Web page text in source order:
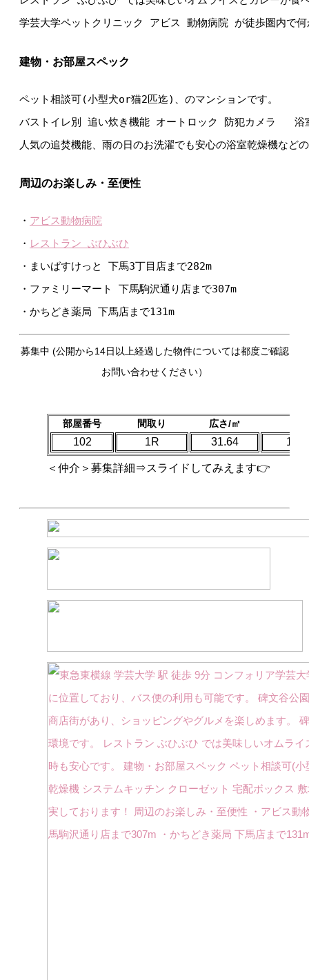
学芸大学ペットクリニック アビス 動物病院 が徒歩圏内で何
建物・お部屋スペック
ペット相談可(小型犬or猫2匹迄)、のマンションです。
バストイレ別 追い炊き機能 オートロック 防犯カメラ
人気の追焚機能、雨の日のお洗濯でも安心の浴室乾燥機など
周辺のお楽しみ・至便性
・ アビス動物病院
・ レストラン ぶひぶひ
・まいばすけっと 下馬3丁目店まで282m
・ファミリーマート 下馬駒沢通り店まで307m
・かちどき薬局 下馬店まで131m
募集中 (公開から14日以上経過した物件については都度ご確認
お問い合わせください）
部屋番号 間取り 広さ/㎡
102 1R 31.64
＜仲介＞募集詳細⇒スライドしてみえます👉